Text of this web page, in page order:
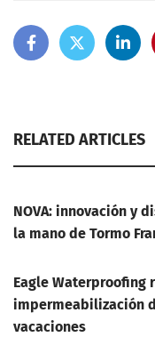
RELATED ARTICLES
NOVA: innovación y
la mano de Tormo
Eagle Waterproofing
impermeabilización
vacaciones